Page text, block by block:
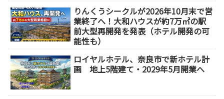
りんくうシークルが2026年10月末で営
業終了へ！大和ハウスが約7万㎡の駅
前大型再開発を発表（ホテル開発の可
能性も）
ロイヤルホテル、奈良市で新ホテル計
画 地上5階建て・2029年5月開業へ